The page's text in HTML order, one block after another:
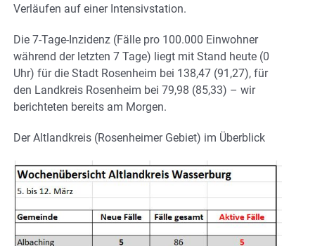
Verläufen auf einer Intensivstation.
Die 7-Tage-Inzidenz (Fälle pro 100.000 Einwohner
während der letzten 7 Tage) liegt mit Stand heute (0
Uhr) für die Stadt Rosenheim bei 138,47 (91,27), für
den Landkreis Rosenheim bei 79,98 (85,33) – wir
berichteten bereits am Morgen.
Der Altlandkreis (Rosenheimer Gebiet) im Überblick